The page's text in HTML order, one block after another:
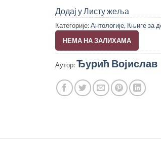
Додај у Листу жеља
Категорије:Антологије, Књиге за
НЕМА НА ЗАЛИХАМА
Аутор:Ђурић Војислав